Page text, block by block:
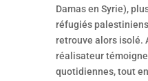
Damas en Syrie),
réfugiés
retrouve alors isolé.
réalisateur
quotidiennes, tout